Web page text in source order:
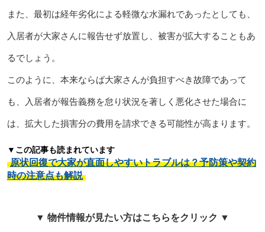
また、最初は経年劣化による軽微な水漏れであったとしても、
入居者が大家さんに報告せず放置し、被害が拡大することもあ
るでしょう。
このように、本来ならば大家さんが負担すべき故障であって
も、入居者が報告義務を怠り状況を著しく悪化させた場合に
は、拡大した損害分の費用を請求できる可能性が高まります。
▼この記事も読まれています
原状回復で大家が直面しやすいトラブルは？予防策や契約
時の注意点も解説
▼ 物件情報が見たい方はこちらをクリック ▼